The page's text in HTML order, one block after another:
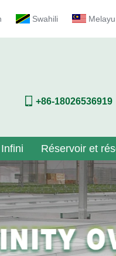
Swahili Melayu
+86-18026536919
Réservoir et